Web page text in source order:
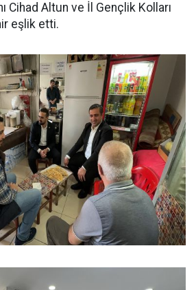
Cihad Altun ve İl Gençlik Kolları
eşlik etti.